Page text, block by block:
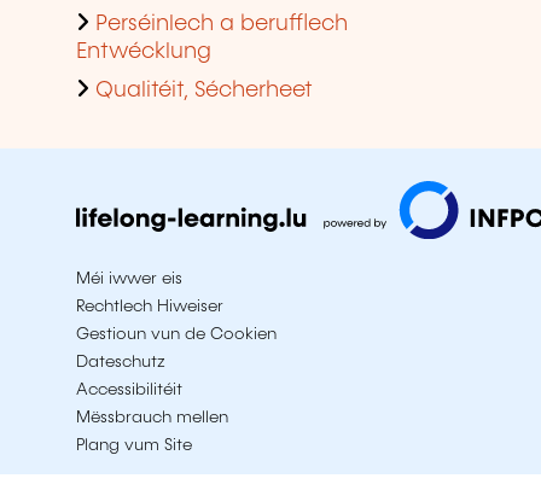
Perséinlech a berufflech
Entwécklung
Qualitéit, Sécherheet
Méi iwwer eis
Rechtlech Hiweiser
Gestioun vun de Cookien
Dateschutz
Accessibilitéit
Mëssbrauch mellen
Plang vum Site